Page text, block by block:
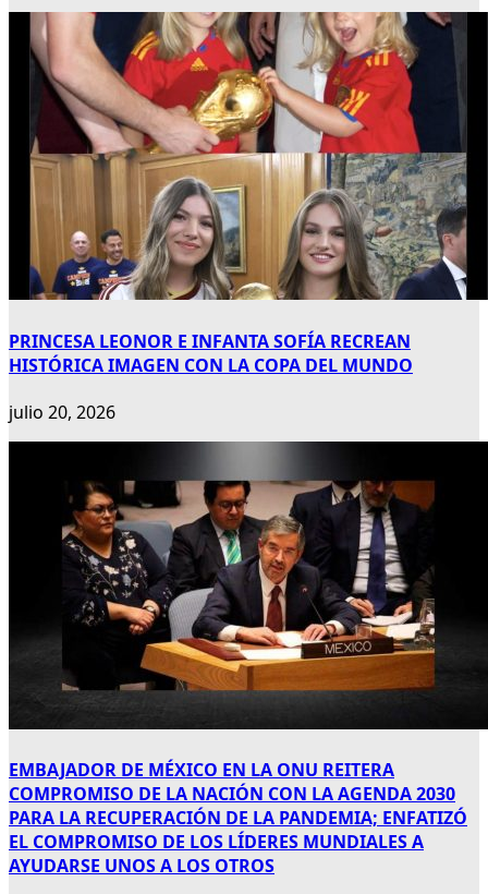
PRINCESA LEONOR E INFANTA SOFÍA RECREAN
HISTÓRICA IMAGEN CON LA COPA DEL MUNDO
julio 20, 2026
EMBAJADOR DE MÉXICO EN LA ONU REITERA
COMPROMISO DE LA NACIÓN CON LA AGENDA 2030
PARA LA RECUPERACIÓN DE LA PANDEMIA; ENFATIZÓ
EL COMPROMISO DE LOS LÍDERES MUNDIALES A
AYUDARSE UNOS A LOS OTROS